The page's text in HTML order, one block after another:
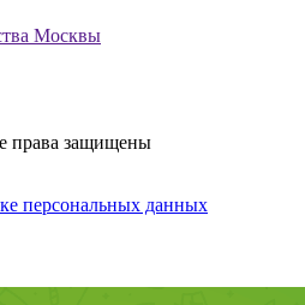
Москвы
права защищены
персональных данных